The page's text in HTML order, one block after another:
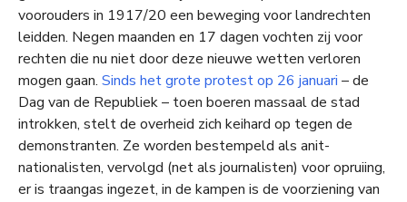
voorouders in 1917/20 een beweging voor landrechten
leidden. Negen maanden en 17 dagen vochten zij voor
rechten die nu niet door deze nieuwe wetten verloren
mogen gaan. Sinds het grote protest op 26 januari – de
Dag van de Republiek – toen boeren massaal de stad
introkken, stelt de overheid zich keihard op tegen de
demonstranten. Ze worden bestempeld als anit-
nationalisten, vervolgd (net als journalisten) voor opruiing,
er is traangas ingezet, in de kampen is de voorziening van